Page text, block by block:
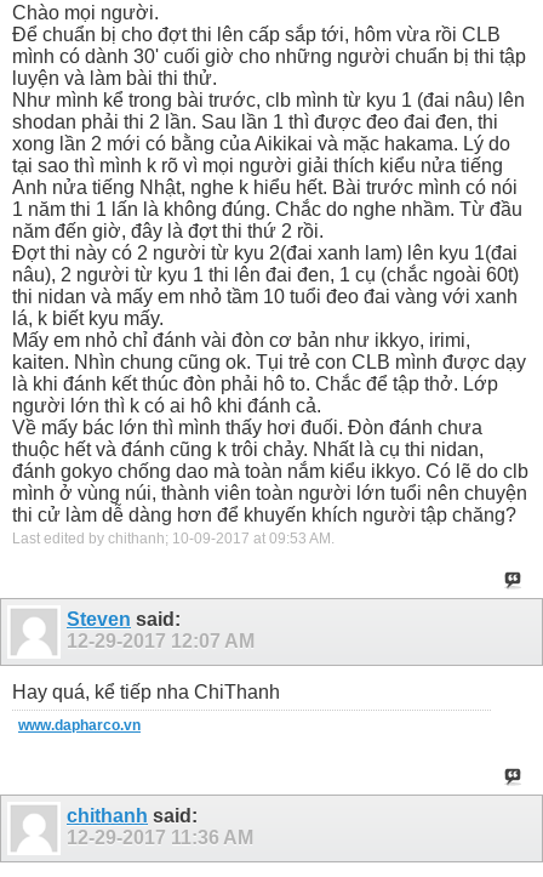
Chào mọi người.
Để chuẩn bị cho đợt thi lên cấp sắp tới, hôm vừa rồi CLB
mình có dành 30' cuối giờ cho những người chuẩn bị thi tập
luyện và làm bài thi thử.
Như mình kể trong bài trước, clb mình từ kyu 1 (đai nâu) lên
shodan phải thi 2 lần. Sau lần 1 thì được đeo đai đen, thi
xong lần 2 mới có bằng của Aikikai và mặc hakama. Lý do
tại sao thì mình k rõ vì mọi người giải thích kiểu nửa tiếng
Anh nửa tiếng Nhật, nghe k hiểu hết. Bài trước mình có nói
1 năm thi 1 lấn là không đúng. Chắc do nghe nhầm. Từ đầu
năm đến giờ, đây là đợt thi thứ 2 rồi.
Đợt thi này có 2 người từ kyu 2(đai xanh lam) lên kyu 1(đai
nâu), 2 người từ kyu 1 thi lên đai đen, 1 cụ (chắc ngoài 60t)
thi nidan và mấy em nhỏ tầm 10 tuổi đeo đai vàng với xanh
lá, k biết kyu mấy.
Mấy em nhỏ chỉ đánh vài đòn cơ bản như ikkyo, irimi,
kaiten. Nhìn chung cũng ok. Tụi trẻ con CLB mình được dạy
là khi đánh kết thúc đòn phải hô to. Chắc để tập thở. Lớp
người lớn thì k có ai hô khi đánh cả.
Về mấy bác lớn thì mình thấy hơi đuối. Đòn đánh chưa
thuộc hết và đánh cũng k trôi chảy. Nhất là cụ thi nidan,
đánh gokyo chống dao mà toàn nắm kiểu ikkyo. Có lẽ do clb
mình ở vùng núi, thành viên toàn người lớn tuổi nên chuyện
thi cử làm dễ dàng hơn để khuyến khích người tập chăng?
Last edited by chithanh; 10-09-2017 at 09:53 AM.
Steven said:
12-29-2017 12:07 AM
Hay quá, kể tiếp nha ChiThanh
www.dapharco.vn
chithanh said:
12-29-2017 11:36 AM